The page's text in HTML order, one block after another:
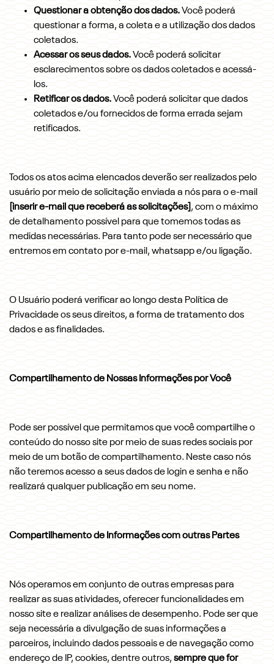
Questionar a obtenção dos dados.Você poderá
questionar a forma, a coleta e a utilização dos dados
coletados.
Acessar os seus dados.Você poderá solicitar
esclarecimentos sobre os dados coletados e acessá-
los.
Retificar os dados.Você poderá solicitar que dados
coletados e/ou fornecidos de forma errada sejam
retificados.
Todos os atos acima elencados deverão ser realizados pelo
usuário por meio de solicitação enviada a nós para o e-mail
[inserir e-mail que receberá as solicitações] , com o máximo
de detalhamento possível para que tomemos todas as
medidas necessárias. Para tanto pode ser necessário que
entremos em contato por e-mail, whatsapp e/ou ligação.
O Usuário poderá verificar ao longo desta Política de
Privacidade os seus direitos, a forma de tratamento dos
dados e as finalidades.
Compartilhamento de Nossas Informações por Você
Pode ser possível que permitamos que você compartilhe o
conteúdo do nosso site por meio de suas redes sociais por
meio de um botão de compartilhamento. Neste caso nós
não teremos acesso a seus dados de login e senha e não
realizará qualquer publicação em seu nome.
Compartilhamento de Informações com outras Partes
Nós operamos em conjunto de outras empresas para
realizar as suas atividades, oferecer funcionalidades em
nosso site e realizar análises de desempenho. Pode ser que
seja necessária a divulgação de suas informações a
parceiros, incluindo dados pessoais e de navegação como
endereço de IP, cookies, dentre outros, sempre que for